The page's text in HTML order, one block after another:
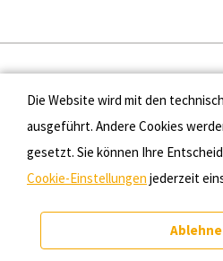
Cookie-
Die Website wird mit den
ausgeführt. Andere Cookies
gesetzt. Sie können Ihre
Cookie-Einstellungen jederzeit